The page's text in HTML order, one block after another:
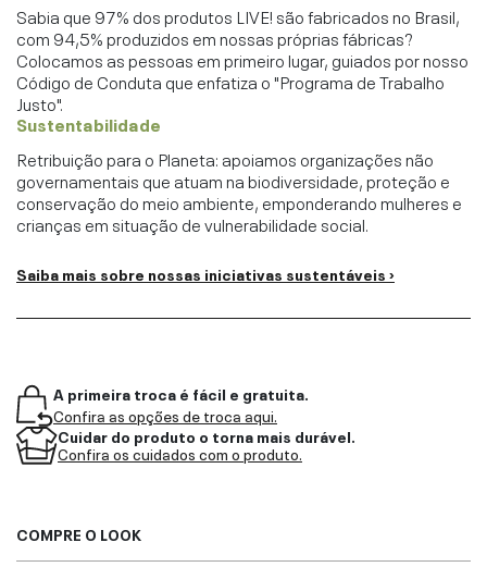
Sabia que 97% dos produtos LIVE! são fabricados no Brasil,
com 94,5% produzidos em nossas próprias fábricas?
Colocamos as pessoas em primeiro lugar, guiados por nosso
Código de Conduta que enfatiza o "Programa de Trabalho
Justo".
Sustentabilidade
Retribuição para o Planeta: apoiamos organizações não
governamentais que atuam na biodiversidade, proteção e
conservação do meio ambiente, emponderando mulheres e
crianças em situação de vulnerabilidade social.
Saiba mais sobre nossas iniciativas sustentáveis ›
A primeira troca é fácil e gratuita.
Confira as opções de troca aqui.
Cuidar do produto o torna mais durável.
Confira os cuidados com o produto.
COMPRE O LOOK